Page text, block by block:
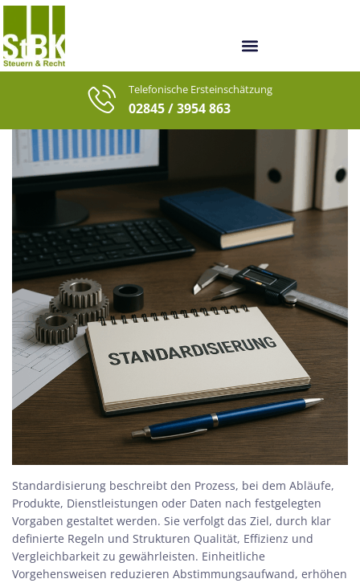
Telefonische Ersteinschätzung
02845 / 3954 863
Standardisierung beschreibt den Prozess, bei dem Abläufe,
Produkte, Dienstleistungen oder Daten nach festgelegten
Vorgaben gestaltet werden. Sie verfolgt das Ziel, durch klar
definierte Regeln und Strukturen Qualität, Effizienz und
Vergleichbarkeit zu gewährleisten. Einheitliche
Vorgehensweisen reduzieren Abstimmungsaufwand, erhöhen